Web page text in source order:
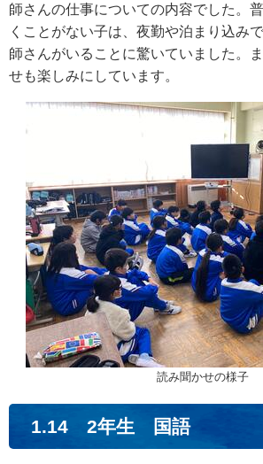
師さんの仕事についての内容でした。
くことがない子は、夜勤や泊まり込み
師さんがいることに驚いていました。
せも楽しみにしています。
読み聞かせの様子
1.14 2年生 国語